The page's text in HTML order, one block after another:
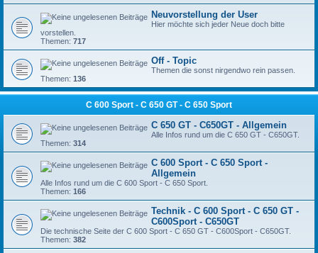
Neuvorstellung der User
Hier möchte sich jeder Neue doch bitte
vorstellen.
Themen: 717
Off - Topic
Themen die sonst nirgendwo rein passen.
Themen: 136
C 600 Sport - C 650 GT - C 650 Sport
C 650 GT - C650GT - Allgemein
Alle Infos rund um die C 650 GT - C650GT.
Themen: 314
C 600 Sport - C 650 Sport -
Allgemein
Alle Infos rund um die C 600 Sport - C 650 Sport.
Themen: 166
Technik - C 600 Sport - C 650 GT -
C600Sport - C650GT
Die technische Seite der C 600 Sport - C 650 GT - C600Sport - C650GT.
Themen: 382